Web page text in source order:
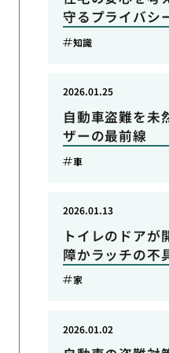
守るプライバシ
知識
自動車盗難を未
ザーの最前線
2026.01.25
車
トイレのドアが
障かラッチの不
2026.01.13
家
2026.01.02